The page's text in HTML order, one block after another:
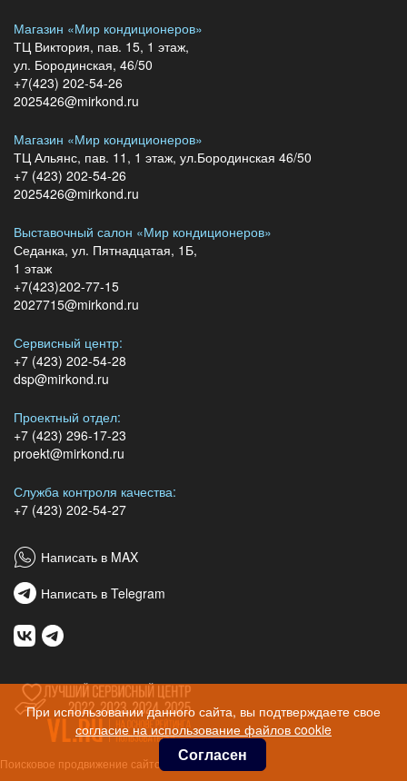
Магазин «Мир кондиционеров»
ТЦ Виктория, пав. 15, 1 этаж,
ул. Бородинская, 46/50
+7(423) 202-54-26
2025426@mirkond.ru
Магазин «Мир кондиционеров»
ТЦ Альянс, пав. 11, 1 этаж, ул.Бородинская 46/50
+7 (423) 202-54-26
2025426@mirkond.ru
Выставочный салон «Мир кондиционеров»
Седанка, ул. Пятнадцатая, 1Б,
1 этаж
+7(423)202-77-15
2027715@mirkond.ru
Сервисный центр:
+7 (423) 202-54-28
dsp@mirkond.ru
Проектный отдел:
+7 (423) 296-17-23
proekt@mirkond.ru
Служба контроля качества:
+7 (423) 202-54-27
Написать в MAX
Написать в Telegram
Поисковое продвижение сайтов
При использовании данного сайта, вы подтверждаете свое
согласие на использование файлов cookie
Согласен